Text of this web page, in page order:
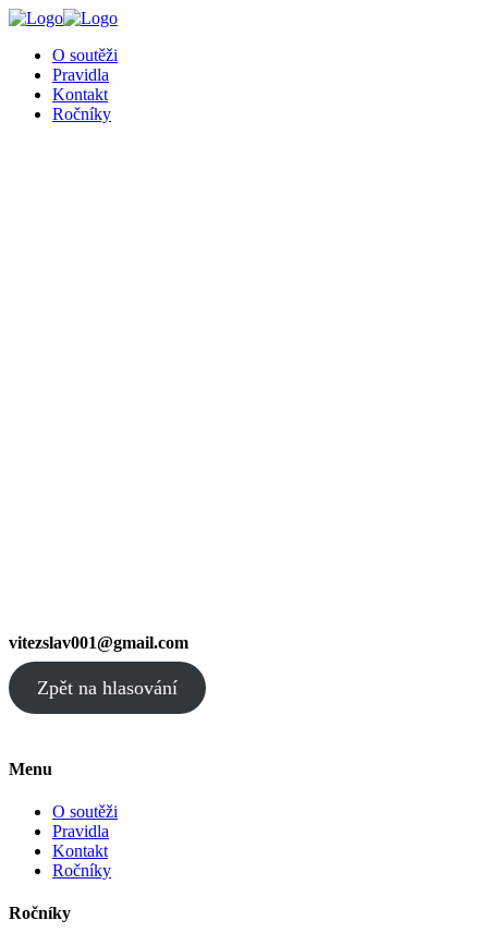
O soutěži
Pravidla
Kontakt
Ročníky
vitezslav001@gmail.com
Zpět na hlasování
Menu
O soutěži
Pravidla
Kontakt
Ročníky
Ročníky